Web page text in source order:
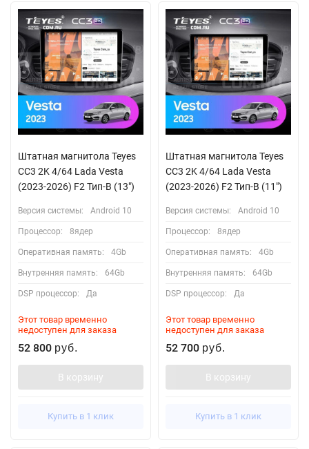
Штатная магнитола Teyes
CC3 2K 4/64 Lada Vesta
(2023-2026) F2 Тип-B (13")
Версия системы: Android 10
Процессор: 8ядер
Оперативная память: 4Gb
Внутренняя память: 64Gb
DSP процессор: Да
Этот товар временно
недоступен для заказа
52 800 руб.
В корзину
Купить в 1 клик
Штатная магнитола Teyes
CC3 2K 4/64 Lada Vesta
(2023-2026) F2 Тип-B (11")
Версия системы: Android 10
Процессор: 8ядер
Оперативная память: 4Gb
Внутренняя память: 64Gb
DSP процессор: Да
Этот товар временно
недоступен для заказа
52 700 руб.
В корзину
Купить в 1 клик